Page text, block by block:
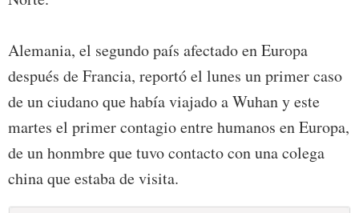
Alemania, el segundo país afectado en Europa
después de Francia, reportó el lunes un primer caso
de un ciudano que había viajado a Wuhan y este
martes el primer contagio entre humanos en Europa,
de un honmbre que tuvo contacto con una colega
china que estaba de visita.